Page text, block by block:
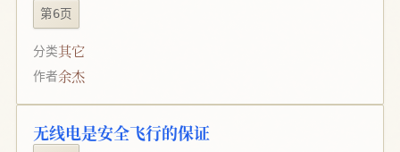
第6页
分类其它
作者余杰
无线电是安全飞行的保证